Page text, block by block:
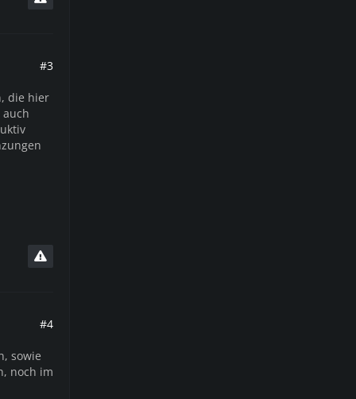
#3
die hier
#4
sowie
noch im